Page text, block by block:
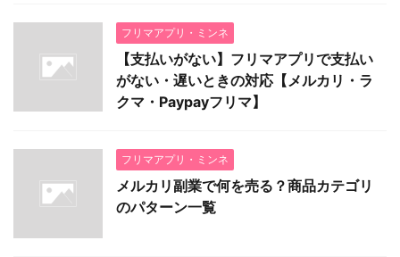
フリマアプリ・ミンネ
【支払いがない】フリマアプリで支払い
がない・遅いときの対応【メルカリ・ラ
クマ・Paypayフリマ】
フリマアプリ・ミンネ
メルカリ副業で何を売る？商品カテゴリ
のパターン一覧